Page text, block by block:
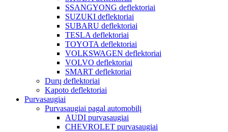
SSANGYONG deflektoriai
SUZUKI deflektoriai
SUBARU deflektoriai
TESLA deflektoriai
TOYOTA deflektoriai
VOLKSWAGEN deflektoriai
VOLVO deflektoriai
SMART deflektoriai
Durų deflektoriai
Kapoto deflektoriai
Purvasaugiai
Purvasaugiai pagal automobilį
AUDI purvasaugiai
CHEVROLET purvasaugiai